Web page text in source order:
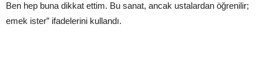
Ben hep buna dikkat ettim. Bu sanat, ancak ustalardan öğrenilir;
emek ister” ifadelerini kullandı.